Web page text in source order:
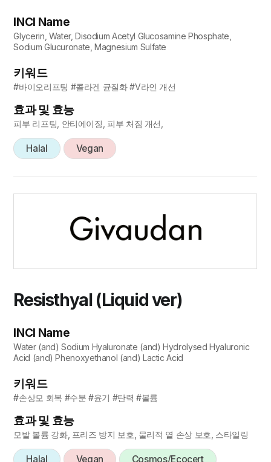
INCI Name
Glycerin, Water, Disodium Acetyl Glucosamine Phosphate,
Sodium Glucuronate, Magnesium Sulfate
키워드
#바이오리프팅 #콜라겐 균질화 #V라인 개선
효과 및 효능
피부 리프팅, 안티에이징, 피부 처짐 개선,
Halal Vegan
Resisthyal (Liquid ver)
INCI Name
Water (and) Sodium Hyaluronate (and) Hydrolysed Hyaluronic
Acid (and) Phenoxyethanol (and) Lactic Acid
키워드
#손상모 회복 #수분 #윤기 #탄력 #볼륨
효과 및 효능
모발 볼륨 강화, 프리즈 방지 보호, 물리적 열 손상 보호, 스타일링
Halal Vegan Cosmos/Ecocert